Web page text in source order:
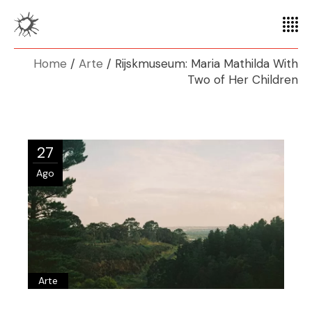
Home Arte
Rijskmuseum: Maria Mathilda With
Two of Her Children
27
Ago
Arte